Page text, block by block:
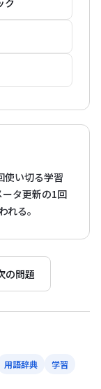
ク
使い切る学習
タ更新の1回
る。
の問題
用語辞典 学習